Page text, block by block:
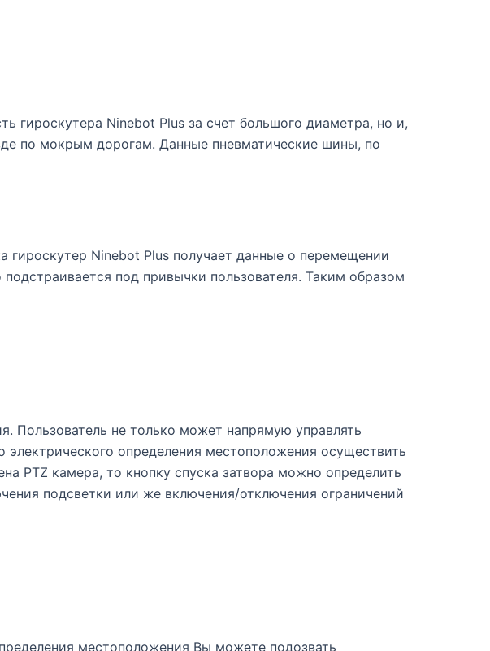
Ninebot Plus за счет большого диаметра, но и,
по мокрым дорогам. Данные пневматические шины, по
Ninebot Plus получает данные о перемещении
под привычки пользователя. Таким образом
Пользователь не только может напрямую управлять
определения местоположения осуществить
PTZ камера, то кнопку спуска затвора можно определить
подсветки или же включения/отключения ограничений
местоположения Вы можете подозвать